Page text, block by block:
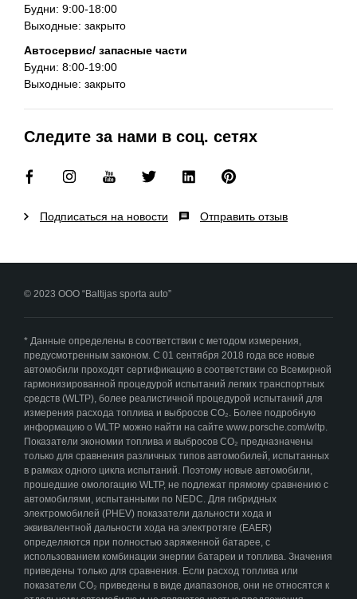
Будни: 9:00-18:00
Выходные: закрыто
Автосервис/ запасные части
Будни: 8:00-19:00
Выходные: закрыто
Следите за нами в соц. сетях
Подписаться на новости Отправить отзыв
© 2023 ООО “Baltijas sporta auto”
* Данные определены в соответствии с методом измерения,
предусмотренным законом. С 01 сентября 2018 года все новые
автомобили проходят сертификацию в соответствии со Всемирной
гармонизированной процедурой испытаний легких транспортных
средств (WLTP), более реалистичной процедурой испытаний для
измерения расхода топлива и выбросов CO₂. Более подробную
информацию о WLTP можно найти на сайте www.porsche.com/wltp.
Показатели экономии топлива и выбросов CO₂ предназначены
только для сравнения различных типов автомобилей, испытанных
в рамках одного цикла испытаний. Поэтому новые автомобили,
прошедшие омологацию WLTP, не подлежат прямому сравнению с
автомобилями, испытанными по NEDC. Для гибридных
электромобилей (PHEV) показатели дальности хода и
эквивалентной дальности хода на электротяге (EAER)
определяются при полностью заряженной батарее, с
использованием комбинации энергии батареи и топлива. Значения
приведены только для сравнения. Если расход топлива или
показатели CO₂ приведены в виде диапазонов, они не относятся к